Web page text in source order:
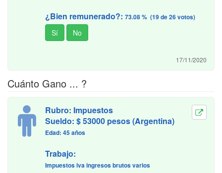
¿Bien remunerado?: 73.08 % (19 de 26 votos)
17/11/2020
Cuánto Gano ... ?
Rubro: Impuestos
Sueldo: $ 53000 pesos (Argentina)
Edad: 45 años
Trabajo:
Impuestos iva ingresos brutos varios